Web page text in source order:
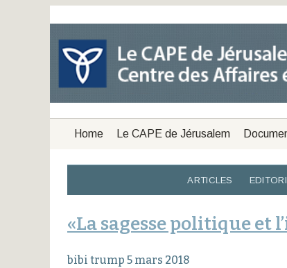
Home Le CAPE de Jérusalem
ARTICLES
«La sagesse politique et
bibi trump 5 mars 2018